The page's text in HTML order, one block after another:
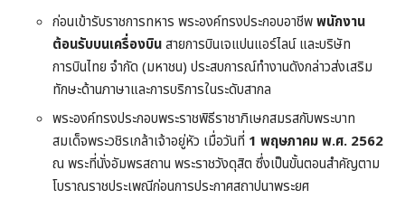
ก่อนเข้ารับราชการทหาร พระองค์ทรงประกอบอาชีพพนักงาน
ต้อนรับบนเครื่องบินสายการบินเจแปนแอร์ไลน์ และบริษัท
การบินไทย จำกัด (มหาชน) ประสบการณ์ทำงานดังกล่าวส่งเสริม
ทักษะด้านภาษาและการบริการในระดับสากล
พระองค์ทรงประกอบพระราชพิธีราชาภิเษกสมรสกับพระบาท
สมเด็จพระวชิรเกล้าเจ้าอยู่หัว เมื่อวันที่ 1 พฤษภาคม พ.ศ. 2562
ณ พระที่นั่งอัมพรสถาน พระราชวังดุสิต ซึ่งเป็นขั้นตอนสำคัญตาม
โบราณราชประเพณีก่อนการประกาศสถาปนาพระยศ